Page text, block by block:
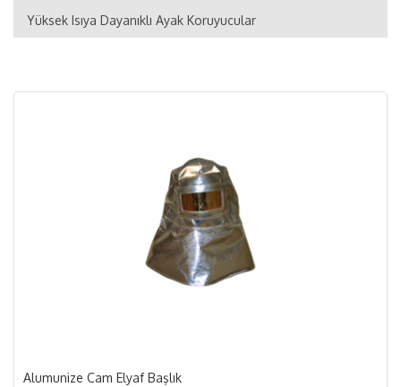
Yüksek Isıya Dayanıklı Ayak Koruyucular
Alumunize Cam Elyaf Başlık